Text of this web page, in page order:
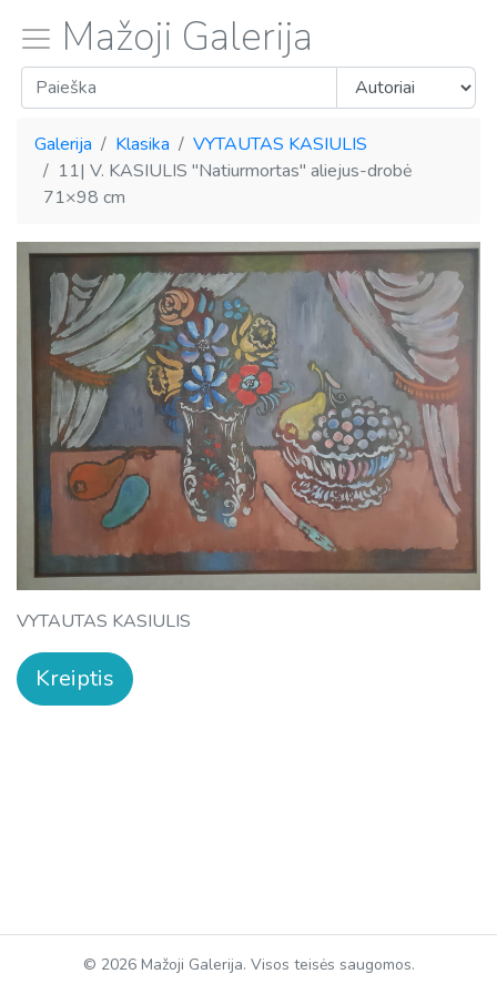
Mažoji Galerija
Galerija Klasika
VYTAUTAS KASIULIS
11| V. KASIULIS "Natiurmortas" aliejus-drobė
71×98 cm
VYTAUTAS KASIULIS
Kreiptis
© 2026 Mažoji Galerija. Visos teisės saugomos.